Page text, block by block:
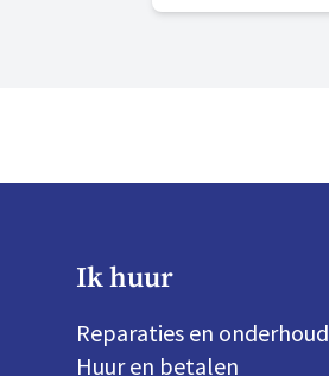
Ik huur
Reparaties en onderhoud
Huur en betalen